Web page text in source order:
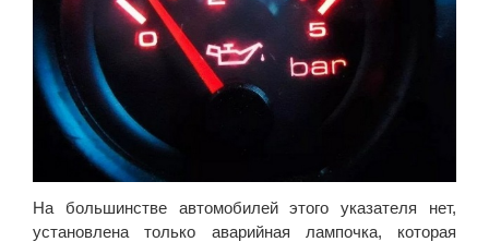
На большинстве автомобилей этого указателя нет,
установлена только аварийная лампочка, которая